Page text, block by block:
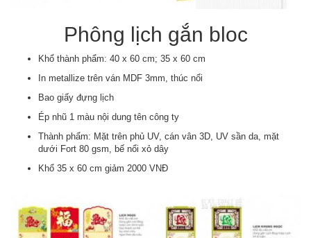
Phông lịch gắn bloc
Khổ thành phẩm: 40 x 60 cm; 35 x 60 cm
In metallize trên ván MDF 3mm, thúc nổi
Bao giấy đựng lịch
Ép nhũ 1 màu nội dung tên công ty
Thành phẩm: Mặt trên phủ UV, cán vân 3D, UV sần da, mặt
dưới Fort 80 gsm, bế nổi xỏ dây
Khổ 35 x 60 cm giảm 2000 VNĐ